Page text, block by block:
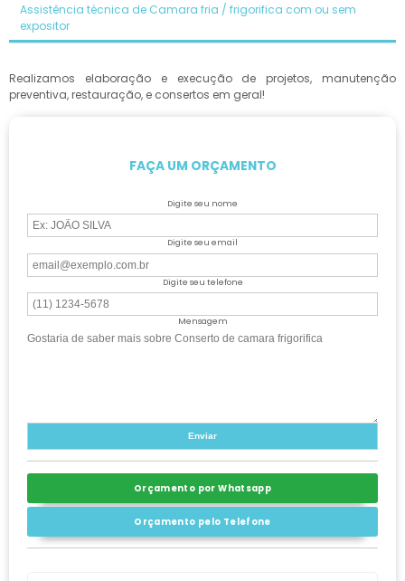
Assistência técnica de Camara fria / frigorifica com ou sem
expositor
Realizamos elaboração e execução de projetos, manutenção
preventiva, restauração, e consertos em geral!
FAÇA UM ORÇAMENTO
Digite seu nome
Digite seu email
Digite seu telefone
Mensagem
Orçamento por Whatsapp
Orçamento pelo Telefone